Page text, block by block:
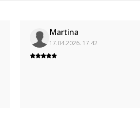
Martina
17.04.2026. 17:42